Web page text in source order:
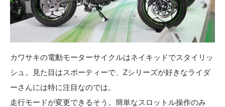
カワサキの電動モーターサイクルはネイキッドでスタイリッ
シュ。見た目はスポーティーで、Zシリーズが好きなライダ
ーさんには特に注目なのでは。
走行モードが変更できるそう。簡単なスロットル操作のみ